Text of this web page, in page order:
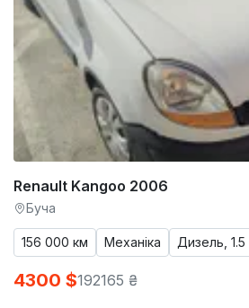
Renault Kangoo 2006
Буча
156 000 км Механіка Дизель, 1.5
4300 $192165 ₴